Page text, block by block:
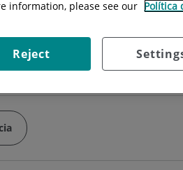
Situació:6ª planta
information, please see our Política
Reject